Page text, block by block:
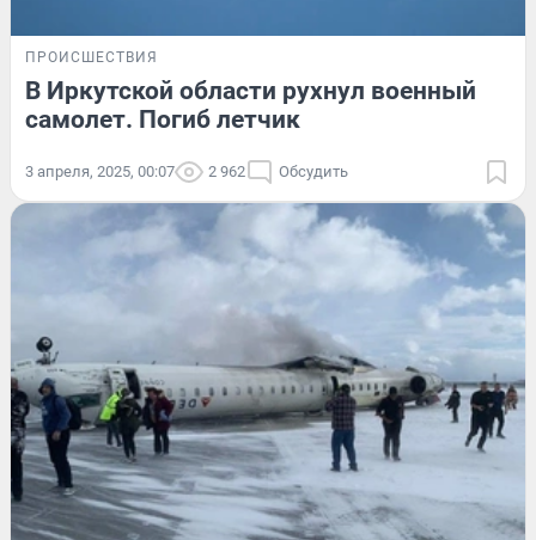
ПРОИСШЕСТВИЯ
В Иркутской области рухнул военный
самолет. Погиб летчик
3 апреля, 2025, 00:07 2 962 Обсудить